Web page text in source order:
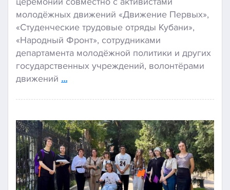
молодёжных движений «Движение Первых»,
«Студенческие трудовые отряды Кубани»,
«Народный Фронт», сотрудниками
департамента молодёжной политики и других
государственных учреждений, волонтёрами
движений …